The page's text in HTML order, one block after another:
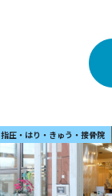
指圧・はり・きゅう・接骨院